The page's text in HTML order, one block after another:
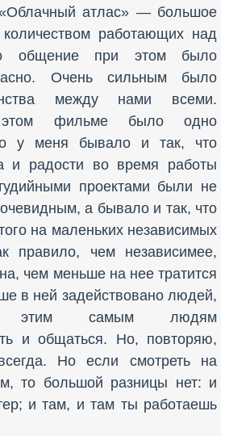
атлас» — большое
работающих над
общение при этом было
Очень сильным было
между нами всеми.
фильме было одно
у меня бывало и так, что
и радости во время работы
проектами были не
а бывало и так, что
на маленьких независимых
правило, чем независимее,
чем меньше на нее тратится
в ней задействовано людей,
этим самым людям
и общаться. Но, повторяю,
Но если смотреть на
то большой разницы нет: и
и там, и там ты работаешь